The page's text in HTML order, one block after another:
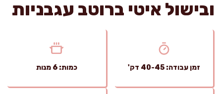
ובישול איטי ברוטב עגבניות
זמן עבודה: 40-45 דק' כמות: 6 מנות